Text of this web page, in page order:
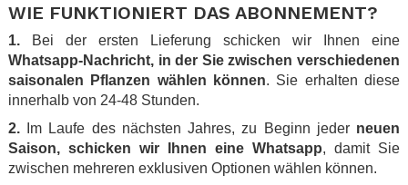
WIE FUNKTIONIERT DAS ABONNEMENT?
1. Bei der ersten Lieferung schicken wir Ihnen eine
Whatsapp-Nachricht, in der Sie zwischen verschiedenen
saisonalen Pflanzen wählen können. Sie erhalten diese
innerhalb von 24-48 Stunden.
2. Im Laufe des nächsten Jahres, zu Beginn jeder neuen
Saison, schicken wir Ihnen eine Whatsapp, damit Sie
zwischen mehreren exklusiven Optionen wählen können.